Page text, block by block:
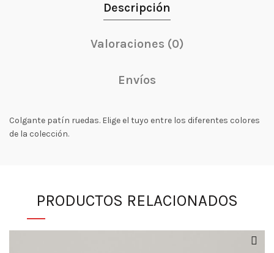
Descripción
Valoraciones (0)
Envíos
Colgante patín ruedas. Elige el tuyo entre los diferentes colores
de la colección.
PRODUCTOS RELACIONADOS